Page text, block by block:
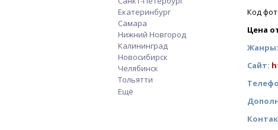
Екатеринбург Apply Екатеринбург filter
Самара
Нижний Новгород Apply Нижний
Калининград Apply Калининград filter
Новосибирск
Челябинск
Тольятти
Ещё
Код
Цена
Жанры:
Сайт: